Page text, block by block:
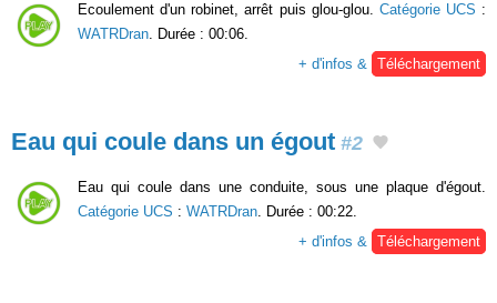
Ecoulement d'un robinet, arrêt puis glou-glou. Catégorie UCS :
WATRDran. Durée : 00:06.
+ d'infos & Téléchargement
Eau qui coule dans un égout #2
Eau qui coule dans une conduite, sous une plaque d'égout.
Catégorie UCS : WATRDran . Durée : 00:22.
+ d'infos &
Téléchargement